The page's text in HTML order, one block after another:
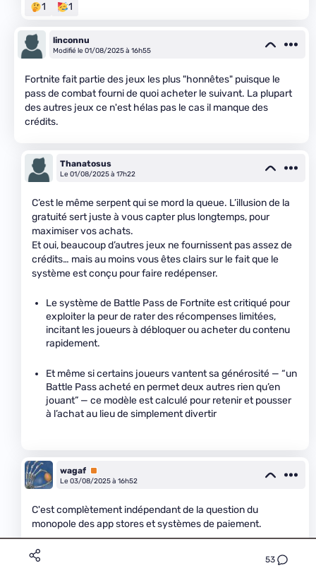
53
1 1
linconnu
Modifié le 01/08/2025 à 16h55
Fortnite fait partie des jeux les plus "honnêtes" puisque le
pass de combat fourni de quoi acheter le suivant. La plupart
des autres jeux ce n'est hélas pas le cas il manque des
crédits.
Thanatosus
Le 01/08/2025 à 17h22
C’est le même serpent qui se mord la queue. L’illusion de la
gratuité sert juste à vous capter plus longtemps, pour
maximiser vos achats.
Et oui, beaucoup d’autres jeux ne fournissent pas assez de
crédits… mais au moins vous êtes clairs sur le fait que le
système est conçu pour faire redépenser.
Le système de Battle Pass de Fortnite est critiqué pour
exploiter la peur de rater des récompenses limitées,
incitant les joueurs à débloquer ou acheter du contenu
rapidement.
Et même si certains joueurs vantent sa générosité — “un
Battle Pass acheté en permet deux autres rien qu’en
jouant” — ce modèle est calculé pour retenir et pousser
à l’achat au lieu de simplement divertir
wagaf Premium
Le 03/08/2025 à 16h52
C'est complètement indépendant de la question du
monopole des app stores et systèmes de paiement.
Ce qui est anormal, c'est que ça aie pris plus de 15 ans pour
que cette situation soit finalement considérée comme